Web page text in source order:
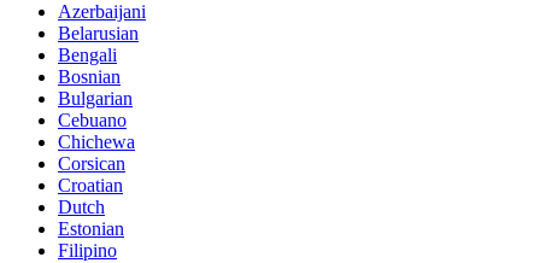
Azerbaijani
Belarusian
Bengali
Bosnian
Bulgarian
Cebuano
Chichewa
Corsican
Croatian
Dutch
Estonian
Filipino